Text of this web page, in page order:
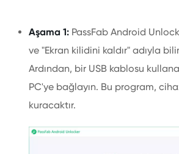
Aşama 1: PassFab Android
ve "Ekran kilidini kaldır" adıyla
Ardından, bir USB kablosu
PC'ye bağlayın. Bu program,
kuracaktır.